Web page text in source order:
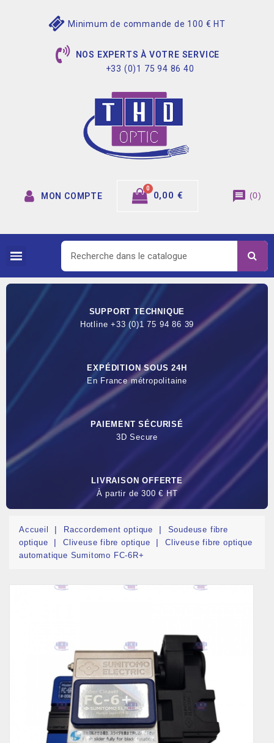
Minimum de commande de 100 € HT
NOS EXPERTS À VOTRE SERVICE
+33 (0)1 75 94 86 40
MON COMPTE 0,00 € message (0)
SUPPORT TECHNIQUE
Hotline +33 (0)1 75 94 86 39
EXPÉDITION SOUS 24H
En France métropolitaine
PAIEMENT SÉCURISÉ
3D Secure
LIVRAISON OFFERTE
À partir de 300 € HT
Accueil Raccordement optique
Soudeuse fibre
optique
Cliveuse fibre optique
Cliveuse fibre optique
automatique Sumitomo FC-6R+